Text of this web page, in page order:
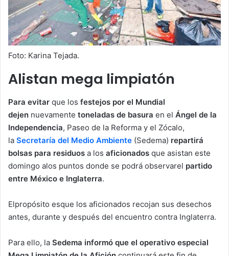
Foto: Karina Tejada.
Alistan mega limpiatón
Para evitar que los festejos por el Mundial
dejen nuevamente toneladas de basura en el Ángel de la
Independencia, Paseo de la Reforma y el Zócalo,
la Secretaría del Medio Ambiente (Sedema) repartirá
bolsas para residuos a los aficionados que asistan este
domingo alos puntos donde se podrá observarel partido
entre México e Inglaterra.
Elpropósito esque los aficionados recojan sus desechos
antes, durante y después del encuentro contra Inglaterra.
Para ello, la Sedema informó que el operativo especial